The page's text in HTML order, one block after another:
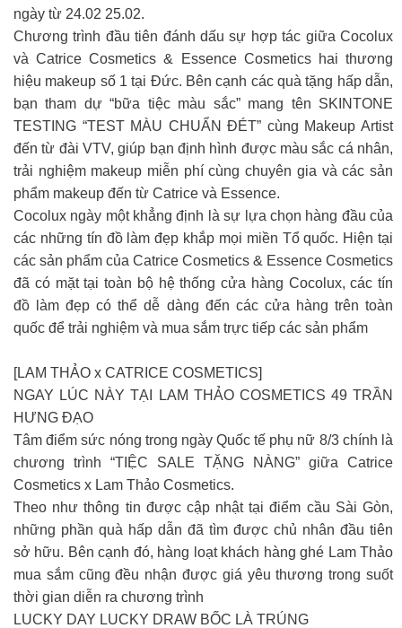
ngày từ 24.02 25.02.
Chương trình đầu tiên đánh dấu sự hợp tác giữa Cocolux
và Catrice Cosmetics & Essence Cosmetics hai thương
hiệu makeup số 1 tại Đức. Bên cạnh các quà tặng hấp dẫn,
bạn tham dự “bữa tiệc màu sắc” mang tên SKINTONE
TESTING “TEST MÀU CHUẨN ĐÉT” cùng Makeup Artist
đến từ đài VTV, giúp bạn định hình được màu sắc cá nhân,
trải nghiệm makeup miễn phí cùng chuyên gia và các sản
phẩm makeup đến từ Catrice và Essence.
Cocolux ngày một khẳng định là sự lựa chọn hàng đầu của
các những tín đồ làm đẹp khắp mọi miền Tổ quốc. Hiện tại
các sản phẩm của Catrice Cosmetics & Essence Cosmetics
đã có mặt tại toàn bộ hệ thống cửa hàng Cocolux, các tín
đồ làm đẹp có thể dễ dàng đến các cửa hàng trên toàn
quốc để trải nghiệm và mua sắm trực tiếp các sản phẩm
[LAM THẢO x CATRICE COSMETICS]
NGAY LÚC NÀY TẠI LAM THẢO COSMETICS 49 TRẦN
HƯNG ĐẠO
Tâm điểm sức nóng trong ngày Quốc tế phụ nữ 8/3 chính là
chương trình “TIỆC SALE TẶNG NÀNG” giữa Catrice
Cosmetics x Lam Thảo Cosmetics.
Theo như thông tin được cập nhật tại điểm cầu Sài Gòn,
những phần quà hấp dẫn đã tìm được chủ nhân đầu tiên
sở hữu. Bên cạnh đó, hàng loạt khách hàng ghé Lam Thảo
mua sắm cũng đều nhận được giá yêu thương trong suốt
thời gian diễn ra chương trình
LUCKY DAY LUCKY DRAW BỐC LÀ TRÚNG